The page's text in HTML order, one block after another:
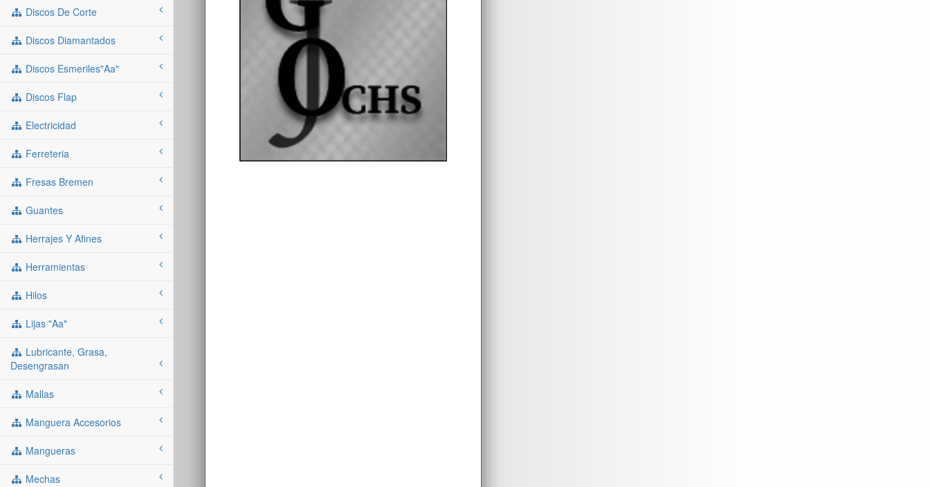
Discos De Corte
Discos Diamantados
Discos Esmeriles"aa"
Discos Flap
Electricidad
Ferreteria
Fresas Bremen
Guantes
Herrajes Y Afines
Herramientas
Hilos
Lijas "aa"
Lubricante, Grasa,
Desengrasan
Mallas
Manguera Accesorios
Mangueras
Mechas